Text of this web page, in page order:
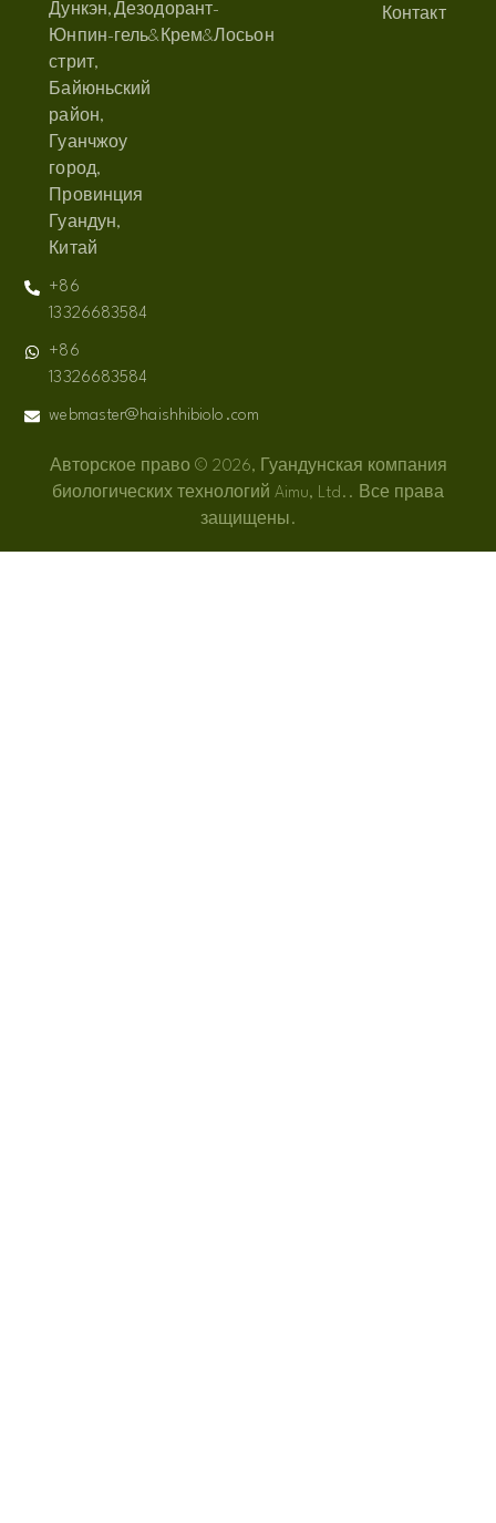
Дункэн,
Юнпин-
стрит,
Байюньский
район,
Гуанчжоу
город,
Провинция
Гуандун,
Китай
+86
13326683584
+86
13326683584
webmaster@haishhibiolo.com
Дезодорант-
гель&Крем&Лосьон
Контакт
Авторское право © 2026, Гуандунская компания
биологических технологий Aimu, Ltd.. Все права
защищены.